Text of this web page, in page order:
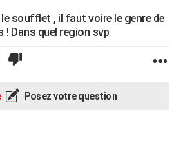
soufflet , il faut voire le genre de
Dans quel region svp
Posez votre question